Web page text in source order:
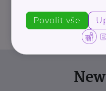
Povolit vše